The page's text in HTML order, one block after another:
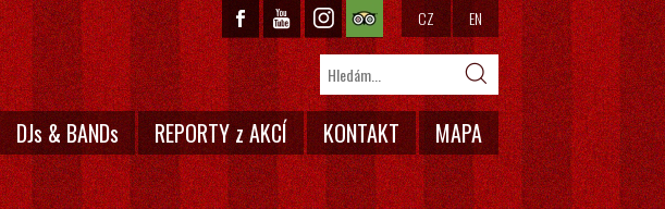
DJs & BANDs REPORTY z AKCÍ KONTAKT MAPA
CZ EN